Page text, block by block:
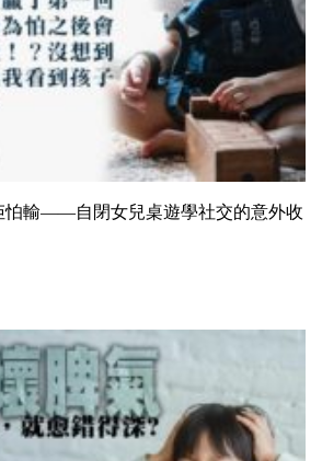
怕輸——自閉女兒桌遊學社交的意外收